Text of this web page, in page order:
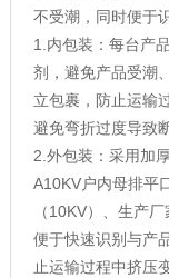
不受潮，同时便于
1.内包装：每台产
剂，避免产品受潮
立包裹，防止运输
避免弯折过度导致
2.外包装：采用加
A10KV户内母排平
（10KV）、生产
便于快速识别与产
止运输过程中挤压